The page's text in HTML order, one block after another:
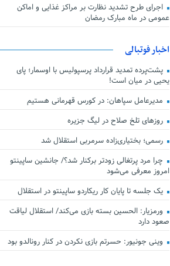
اجرای طرح تشدید نظارت بر مراکز غذایی و اماکن
عمومی در ماه مبارک رمضان
اخبار فوتبالی
پشت‌پرده تمدید قرارداد پرسپولیس با اوسمار؛ پای
یحیی در میان است!
مدیرعامل سپاهان: در کورس قهرمانی هستیم
روزهای تلخ صلاح در لیگ جزیره
رسمی؛ بختیاری‌زاده سرمربی استقلال شد
چرا مرد پرتغالی زودتر برکنار شد؟/ جانشین ساپینتو
امروز معرفی می‌شود
یک جلسه تا پایان کار ریکاردو ساپینتو در استقلال
ورمزیار: الحسین بسته بازی می‌کند/ استقلال لیاقت
صعود دارد
وینی جونیور: حسرتم بازی نکردن در کنار رونالدو بود